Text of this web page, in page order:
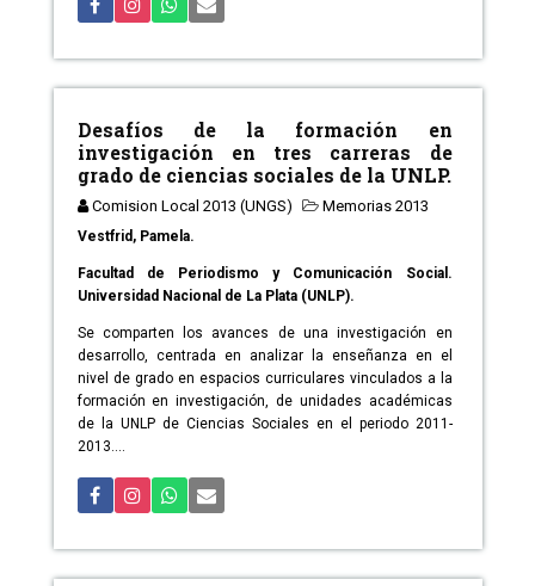
Desafíos de la formación en
investigación en tres carreras de
grado de ciencias sociales de la UNLP.
Comision Local 2013 (UNGS) Memorias 2013
Vestfrid, Pamela.
Facultad de Periodismo y Comunicación Social.
Universidad Nacional de La Plata (UNLP).
Se comparten los avances de una investigación en
desarrollo, centrada en analizar la enseñanza en el
nivel de grado en espacios curriculares vinculados a la
formación en investigación, de unidades académicas
de la UNLP de Ciencias Sociales en el periodo 2011-
2013....